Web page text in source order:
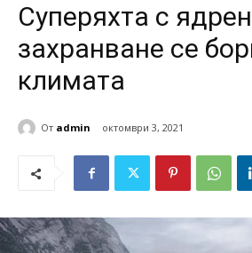
Суперяхта с
захранване се
климата
От admin октомври 3, 2021